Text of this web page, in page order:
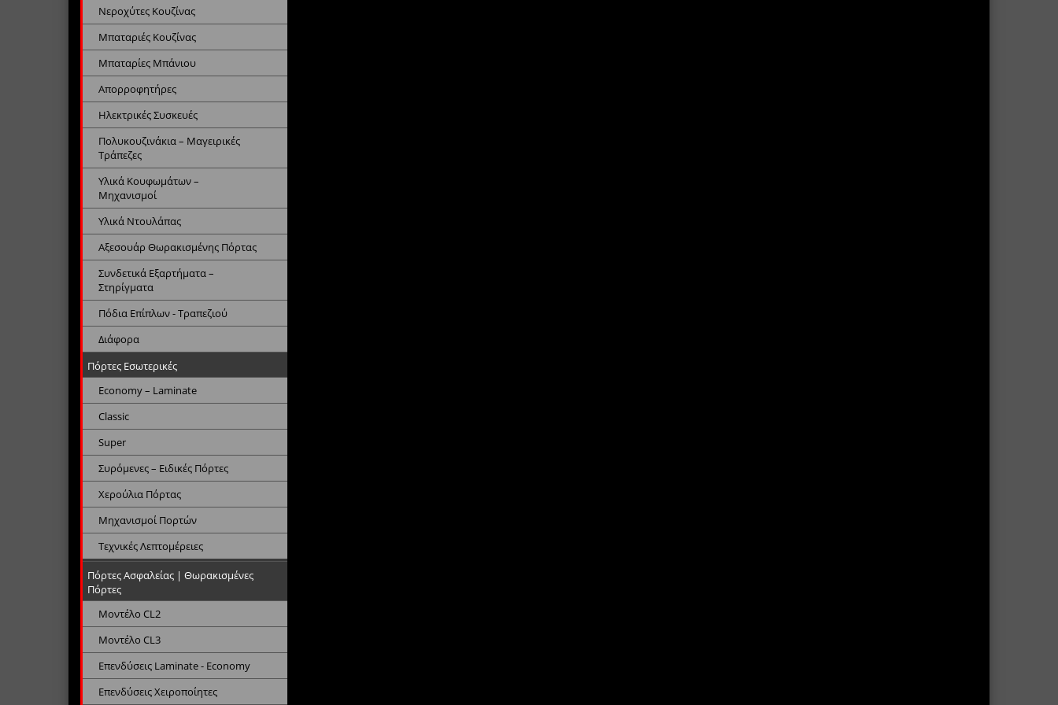
Νεροχύτες Κουζίνας
Μπαταριές Κουζίνας
Μπαταρίες Μπάνιου
Απορροφητήρες
Ηλεκτρικές Συσκευές
Πολυκουζινάκια – Μαγειρικές
Τράπεζες
Υλικά Κουφωμάτων –
Μηχανισμοί
Υλικά Ντουλάπας
Αξεσουάρ Θωρακισμένης Πόρτας
Συνδετικά Εξαρτήματα –
Στηρίγματα
Πόδια Επίπλων - Τραπεζιού
Διάφορα
Πόρτες Εσωτερικές
Economy – Laminate
Classic
Super
Συρόμενες – Ειδικές Πόρτες
Χερούλια Πόρτας
Μηχανισμοί Πορτών
Τεχνικές Λεπτομέρειες
Πόρτες Ασφαλείας | Θωρακισμένες
Πόρτες
Μοντέλο CL2
Μοντέλο CL3
Επενδύσεις Laminate - Economy
Επενδύσεις Χειροποίητες